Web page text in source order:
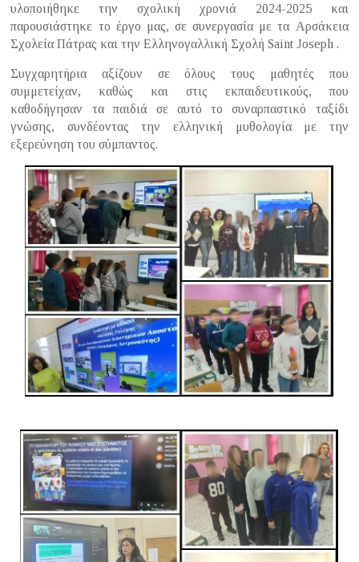
υλοποιήθηκε την σχολική χρονιά 2024-2025 και
παρουσιάστηκε το έργο μας, σε συνεργασία με τα Αρσάκεια
Σχολεία Πάτρας και την Ελληνογαλλική Σχολή Saint Joseph .
Συγχαρητήρια αξίζουν σε όλους τους μαθητές που
συμμετείχαν, καθώς και στις εκπαιδευτικούς, που
καθοδήγησαν τα παιδιά σε αυτό το συναρπαστικό ταξίδι
γνώσης, συνδέοντας την ελληνική μυθολογία με την
εξερεύνηση του σύμπαντος.